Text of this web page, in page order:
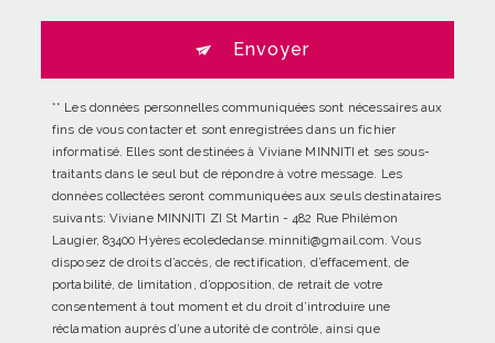
Envoyer
** Les données personnelles communiquées sont nécessaires aux
fins de vous contacter et sont enregistrées dans un fichier
informatisé. Elles sont destinées à Viviane MINNITI et ses sous-
traitants dans le seul but de répondre à votre message. Les
données collectées seront communiquées aux seuls destinataires
suivants: Viviane MINNITI ZI St Martin - 482 Rue Philémon
Laugier, 83400 Hyères ecolededanse.minniti@gmail.com. Vous
disposez de droits d’accès, de rectification, d’effacement, de
portabilité, de limitation, d’opposition, de retrait de votre
consentement à tout moment et du droit d’introduire une
réclamation auprès d’une autorité de contrôle, ainsi que